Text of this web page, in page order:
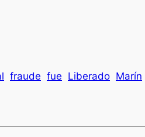
fraude fue Liberado Marín